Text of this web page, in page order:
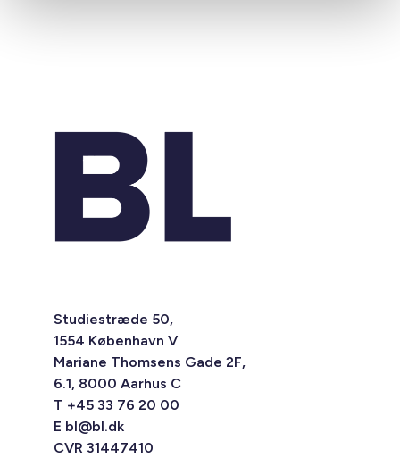
Studiestræde 50,
1554 København V
Mariane Thomsens Gade 2F,
6.1, 8000 Aarhus C
T +45 33 76 20 00
E bl@bl.dk
CVR 31447410